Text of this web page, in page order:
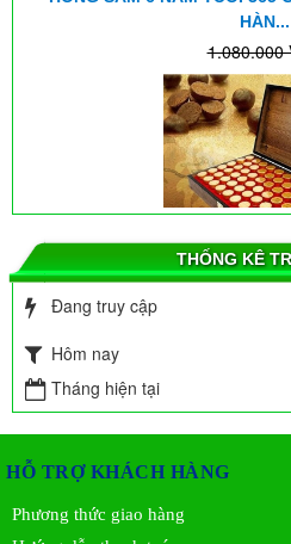
Kết quả sử dụng máy tĩnh
1.080.000
594.000
AN CUNG NGƯU HOÀNG HOÀN
HỘP...
THỐNG KÊ
Đang truy cập
Hôm nay
Tháng hiện tại
HỖ TRỢ KHÁCH HÀNG
Phương thức giao hàng